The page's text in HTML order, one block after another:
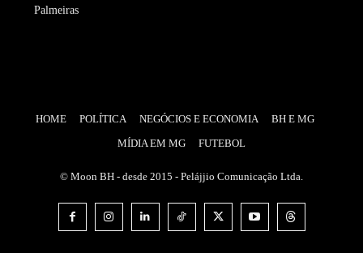
Palmeiras
HOME POLÍTICA NEGÓCIOS E ECONOMIA
BH E MG
MÍDIA EM MG
FUTEBOL
© Moon BH - desde 2015 - Pelájjio Comunicação Ltda.